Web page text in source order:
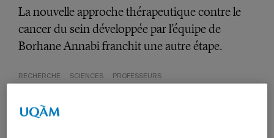
La nouvelle approche thérapeutique contre le
cancer du sein développée par l’équipe de
Borhane Annabi franchit une autre étape.
RECHERCHE SCIENCES PROFESSEURS